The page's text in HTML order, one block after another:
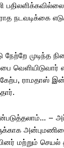
நடவடிக்கை
முடிந்த
வெளியிடுவார்
ராமதாஸ்
–
மற்றும்